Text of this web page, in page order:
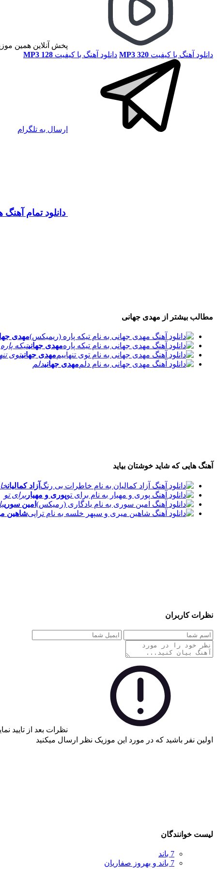
پخش آنلاین همین
دانلود آهنگ با کیفیت MP3 320 دانلود آهنگ با کیفیت MP3 128
ارسال به تلگرام
دانلود تمام
مطالب بیشتر از مهدی جهانی
مهدی
مهدی جهانیتیکه پاره
مهدی جهانیتوی
مهدی جهانیدلم
آهنگ هایی که شاید خوشتان بیاید
آزاد کمالیان
پوری و مهیاربرای تو
امین سوری
شاهین
نظرات کاربران
نظرات بعد از تایید
اولین نفر باشید که در مورد این موزیک نظر ارسال میکنید
لیست خوانندگان
7 باند
7 باند و بهروز صفاریان